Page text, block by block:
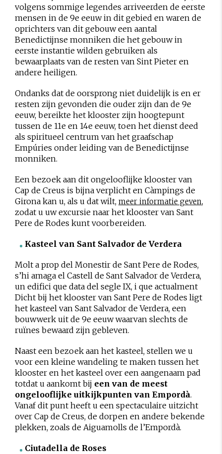
volgens sommige legendes arriveerden de eerste
mensen in de 9e eeuw in dit gebied en waren de
oprichters van dit gebouw een aantal
Benedictijnse monniken die het gebouw in
eerste instantie wilden gebruiken als
bewaarplaats van de resten van Sint Pieter en
andere heiligen.
Ondanks dat de oorsprong niet duidelijk is en er
resten zijn gevonden die ouder zijn dan de 9e
eeuw, bereikte het klooster zijn hoogtepunt
tussen de 11e en 14e eeuw, toen het dienst deed
als spiritueel centrum van het graafschap
Empúries onder leiding van de Benedictijnse
monniken.
Een bezoek aan dit ongelooflijke klooster van
Cap de Creus is bijna verplicht en Càmpings de
Girona kan u, als u dat wilt, meer informatie geven,
zodat u uw excursie naar het klooster van Sant
Pere de Rodes kunt voorbereiden.
Kasteel van Sant Salvador de Verdera
Molt a prop del Monestir de Sant Pere de Rodes,
s’hi amaga el Castell de Sant Salvador de Verdera,
un edifici que data del segle IX, i que actualment
Dicht bij het klooster van Sant Pere de Rodes ligt
het kasteel van Sant Salvador de Verdera, een
bouwwerk uit de 9e eeuw waarvan slechts de
ruïnes bewaard zijn gebleven.
Naast een bezoek aan het kasteel, stellen we u
voor een kleine wandeling te maken tussen het
klooster en het kasteel over een aangenaam pad
totdat u aankomt bij een van de meest
ongelooflijke uitkijkpunten van Empordà.
Vanaf dit punt heeft u een spectaculaire uitzicht
over Cap de Creus, de dorpen en andere bekende
plekken, zoals de Aiguamolls de l’Empordà.
Ciutadella de Roses